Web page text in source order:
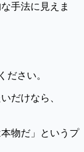
手法に見えま
ださい。
だけなら、
物だ」というプ